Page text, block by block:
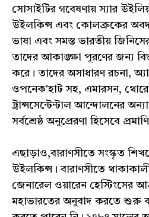
সোসাইটির গবেষণায় স্যার
উইলকিন্স এবং কোলব্রুকের
ভাষা এবং সমস্ত ভারতীয়
তাদের আকাঙ্ক্ষা পূরণের জন্য
করে। তাদের অসাধারণ রচনা,
ওপনেক'হাট সহ, এমারসন,
ট্রান্সসেন্টেন্টাল আন্দোলনের
সর্বশ্রেষ্ঠ অনুপ্রেরণা হিসেবে
এছাড়াও,বারাণসীতে সংস্কৃত
উইলকিন্স। বারাণসীতে
জেনারেল ওয়ারেন হেস্টিংসের
মহাভারতের অনুবাদ করতে শুরু